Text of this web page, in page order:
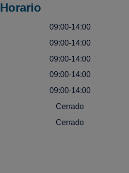
Horario
09:00-14:00
09:00-14:00
09:00-14:00
09:00-14:00
09:00-14:00
Cerrado
Cerrado